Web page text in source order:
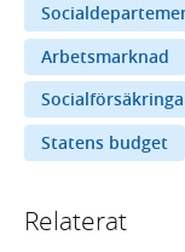
Arbetsmarknad
Statens budget
Relaterat